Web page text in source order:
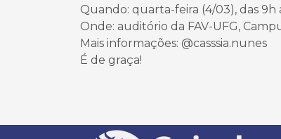
Quando: quarta-feira (4/03), das 9h
Onde: auditório da FAV-UFG,
Mais informações: @casssia.nunes
É de graça!